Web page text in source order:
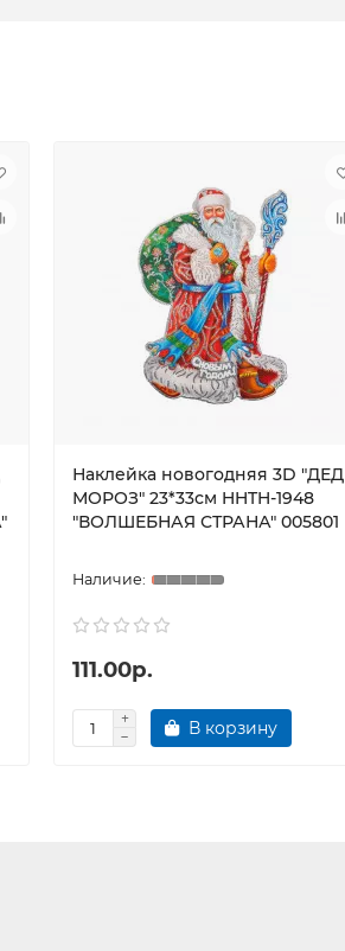
Наклейка новогодняя 3D "ДЕД
МОРОЗ" 23*33см HHTH-1948
"ВОЛШЕБНАЯ СТРАНА" 005801
111.00р.
В корзину